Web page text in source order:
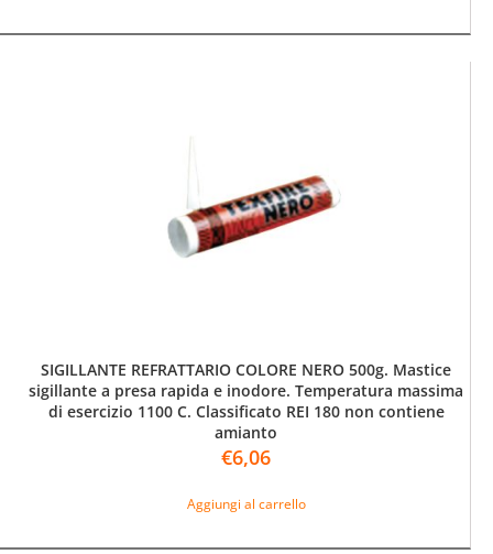
€7,58. €7,25.
SIGILLANTE REFRATTARIO COLORE NERO 500g. Mastice
sigillante a presa rapida e inodore. Temperatura massima
di esercizio 1100 C. Classificato REI 180 non contiene
amianto
€6,06
Aggiungi al carrello